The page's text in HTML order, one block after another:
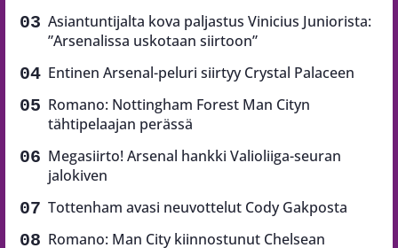
Asiantuntijalta kova paljastus Vinicius Juniorista:
”Arsenalissa uskotaan siirtoon”
Entinen Arsenal-peluri siirtyy Crystal Palaceen
Romano: Nottingham Forest Man Cityn
tähtipelaajan perässä
Megasiirto! Arsenal hankki Valioliiga-seuran
jalokiven
Tottenham avasi neuvottelut Cody Gakposta
Romano: Man City kiinnostunut Chelsean